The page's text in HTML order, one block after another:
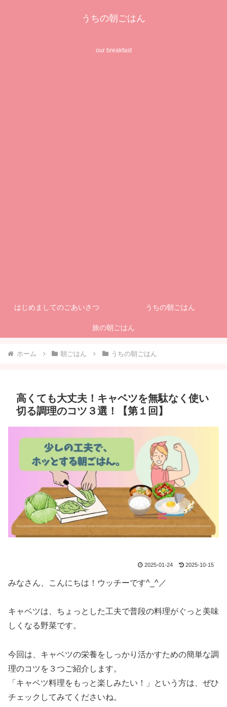
うちの朝ごはん
our breakfast
はじめましてのごあいさつ うちの朝ごはん
旅の朝ごはん
ホーム 朝ごはん うちの朝ごはん
高くても大丈夫！キャベツを無駄なく使い
切る調理のコツ３選！【第１回】
2025-01-24 2025-10-15
みなさん、こんにちは！ウッチーです^_^／
キャベツは、ちょっとした工夫で普段の料理がぐっと美味
しくなる野菜です。
今回は、キャベツの栄養をしっかり活かすための簡単な調
理のコツを３つご紹介します。
「キャベツ料理をもっと楽しみたい！」という方は、ぜひ
チェックしてみてくださいね。